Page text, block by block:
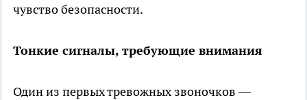
чувство безопасности.
Тонкие сигналы, требующие внимания
Один из первых тревожных звоночков —